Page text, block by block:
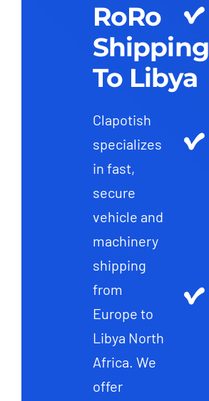
RoRo
Shipping
To Libya
Clapotish
specializes
in fast,
secure
vehicle and
machinery
shipping
from
Europe to
Libya North
Africa. We
offer